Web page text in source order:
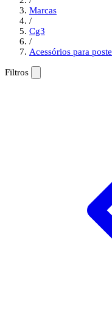
Marcas
/
Cg3
/
Acessórios para poste
Filtros